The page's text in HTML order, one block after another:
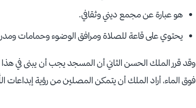
هو عبارة عن مجمع ديني وثقافي.
يحتوي على قاعة للصلاة ومرافق الوضوء وحمامات
وقد قرر الملك الحسن الثاني أن المسجد يجب أن يبنى في
فوق الماء، أراد الملك أن يتمكن المصلين من رؤية إبداعات